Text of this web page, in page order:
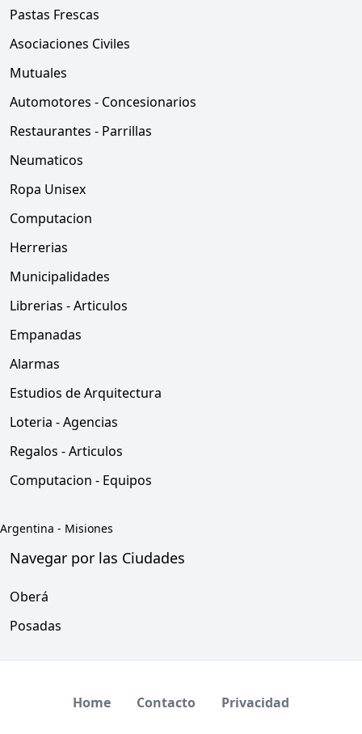
Pastas Frescas
Asociaciones Civiles
Mutuales
Automotores - Concesionarios
Restaurantes - Parrillas
Neumaticos
Ropa Unisex
Computacion
Herrerias
Municipalidades
Librerias - Articulos
Empanadas
Alarmas
Estudios de Arquitectura
Loteria - Agencias
Regalos - Articulos
Computacion - Equipos
Argentina - Misiones
Navegar por las Ciudades
Oberá
Posadas
Home Contacto Privacidad